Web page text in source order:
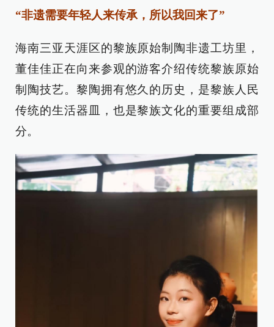
“非遗需要年轻人来传承，所以我回来了”
海南三亚天涯区的黎族原始制陶非遗工坊里，
董佳佳正在向来参观的游客介绍传统黎族原始
制陶技艺。黎陶拥有悠久的历史，是黎族人民
传统的生活器皿，也是黎族文化的重要组成部
分。